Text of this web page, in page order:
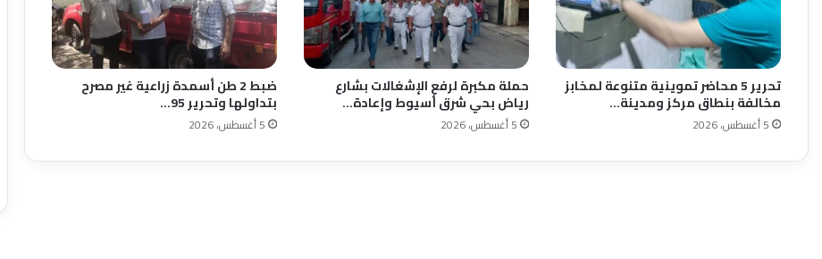
تحرير 5 محاضر تموينية متنوعة لمخابز
مخالفة بنطاق مركز ومدينة…
5 أغسطس، 2026
حملة مكبرة لرفع الإشغالات بشارع
رياض بحي شرق أسيوط وإعادة…
5 أغسطس، 2026
ضبط 2 طن أسمدة زراعية غير مصرح
بتداولها وتحرير 95…
5 أغسطس، 2026